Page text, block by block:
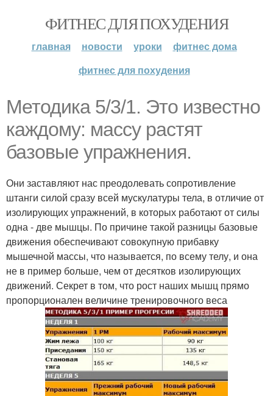
ФИТНЕС ДЛЯ ПОХУДЕНИЯ
главная новости уроки
фитнес дома
фитнес для похудения
Методика 5/3/1. Это известно
каждому: массу растят
базовые упражнения.
Они заставляют нас преодолевать сопротивление
штанги силой сразу всей мускулатуры тела, в отличие от
изолирующих упражнений, в которых работают от силы
одна - две мышцы. По причине такой разницы базовые
движения обеспечивают совокупную прибавку
мышечной массы, что называется, по всему телу, и она
не в пример больше, чем от десятков изолирующих
движений. Секрет в том, что рост наших мышц прямо
пропорционален величине тренировочного веса